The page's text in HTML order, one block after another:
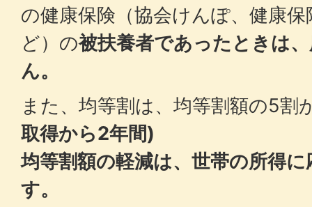
の健康保険（協会けんぽ、健康
ど）の被扶養者であったときは
ん。
また、均等割は、均等割額の5割
取得から2年間)
均等割額の軽減は、世帯の所得
す。